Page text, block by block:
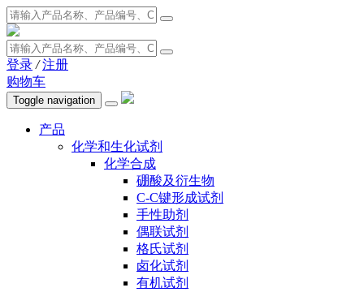
登录 / 注册
购物车
Toggle navigation
产品
化学和生化试剂
化学合成
硼酸及衍生物
C-C键形成试剂
手性助剂
偶联试剂
格氏试剂
卤化试剂
有机试剂